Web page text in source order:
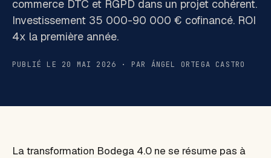
commerce DTC et RGPD dans un projet cohérent.
Investissement 35 000-90 000 € cofinancé. ROI
4x la première année.
PUBLIÉ LE 20 MAI 2026 · PAR ÁNGEL ORTEGA CASTRO
La transformation Bodega 4.0 ne se résume pas à